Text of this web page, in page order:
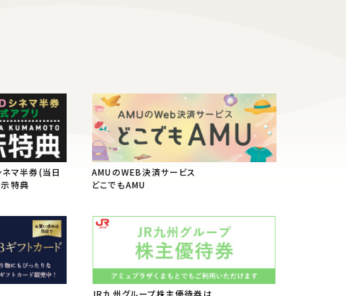
マ半券(当日
特典
AMUのWEB決済サービス
どこでもAMU